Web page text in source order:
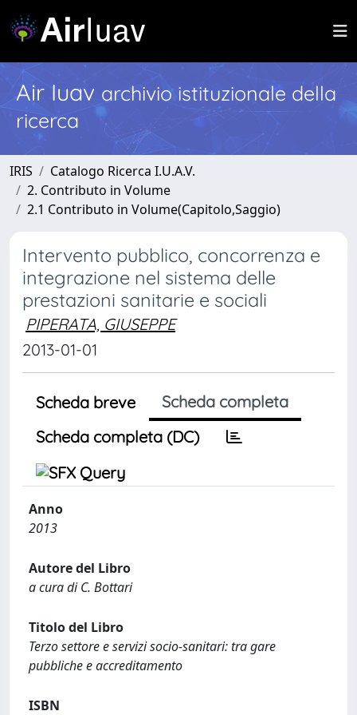
Air Iuav archivio istituzionale della
ricerca
IRIS
Catalogo Ricerca I.U.A.V.
2. Contributo in Volume
2.1 Contributo in Volume(Capitolo,Saggio)
Intervento pubblico, concorrenza e
integrazione nel sistema delle
prestazioni sanitarie e sociali
PIPERATA, GIUSEPPE
2013-01-01
Scheda breve
Scheda completa
Scheda completa (DC)
Anno
2013
Autore del Libro
a cura di C. Bottari
Titolo del Libro
Terzo settore e servizi socio-sanitari: tra gare
pubbliche e accreditamento
ISBN